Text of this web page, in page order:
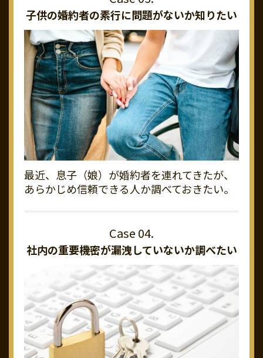
子供の婚約者の素行に問題がないか知りたい
最近、息子（娘）が婚約者を連れてきたが、
あらかじめ信頼できる人か調べておきたい。
社内の重要機密が漏洩していないか調べたい